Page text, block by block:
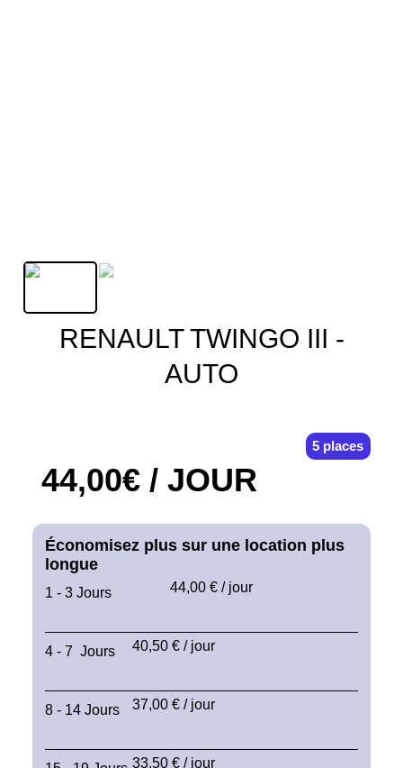
RENAULT TWINGO III -
AUTO
5 places
44,00€ / JOUR
Économisez plus sur une location plus
longue
1 - 3 Jours 44,00 € / jour
4 - 7 Jours 40,50 € / jour
8 - 14 Jours 37,00 € / jour
33,50 € / jour